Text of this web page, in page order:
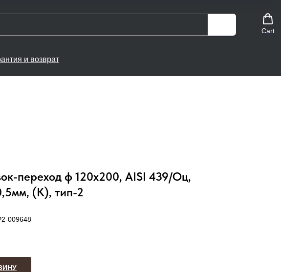
Cart
и возврат
переход ф 120х200, AISI 439/Оц,
(К), тип-2
009648